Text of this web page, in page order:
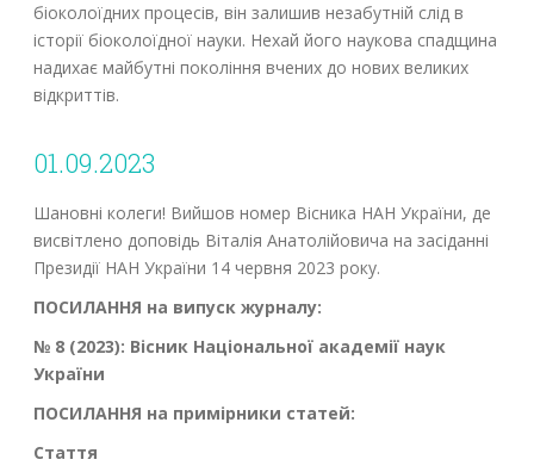
біоколоїдних процесів, він залишив незабутній слід в
історії біоколоїдної науки. Нехай його наукова спадщина
надихає майбутні покоління вчених до нових великих
відкриттів.
01.09.2023
Шановні колеги! Вийшов номер Вісника НАН України, де
висвітлено доповідь Віталія Анатолійовича на засіданні
Президії НАН України 14 червня 2023 року.
ПОСИЛАННЯ на випуск журналу:
№ 8 (2023): Вісник Національної академії наук
України
ПОСИЛАННЯ на примірники статей:
Стаття